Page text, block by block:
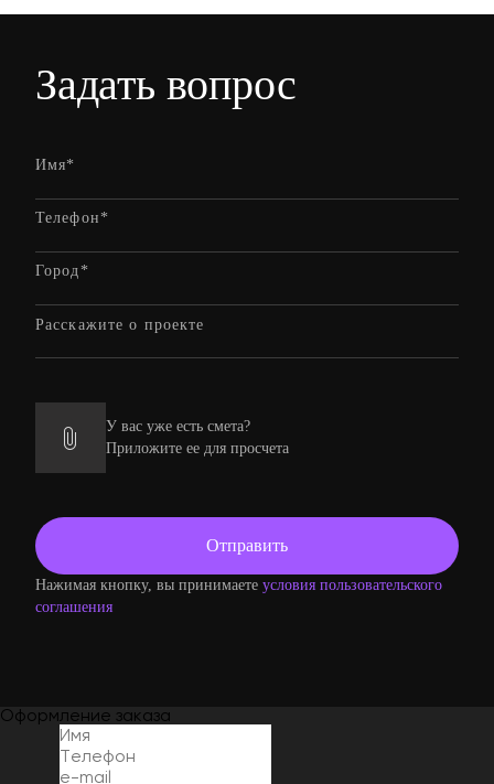
Задать вопрос
У вас уже есть смета?
Приложите ее для просчета
Нажимая кнопку, вы принимаете условия пользовательского
соглашения
Оформление заказа